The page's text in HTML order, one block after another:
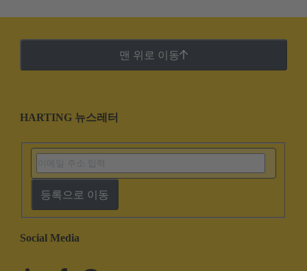
맨 위로 이동
HARTING 뉴스레터
등록으로 이동
Social Media